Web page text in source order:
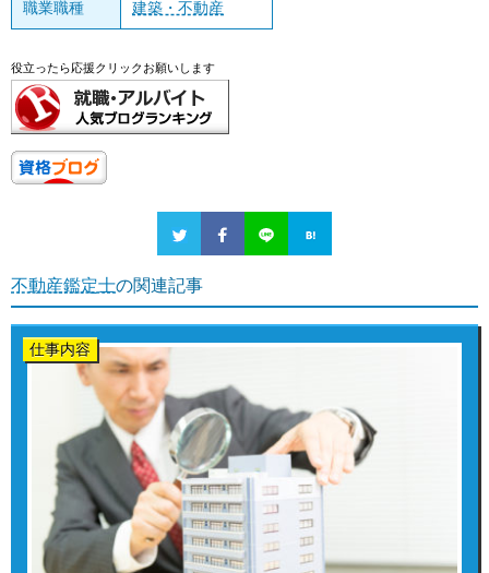
職業職種 建築・不動産
役立ったら応援クリックお願いします
不動産鑑定士の関連記事
仕事内容